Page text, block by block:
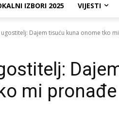
IZBORI 2025 VIJESTI
ugostitelj: Dajem tisuću kuna onome tko
mi